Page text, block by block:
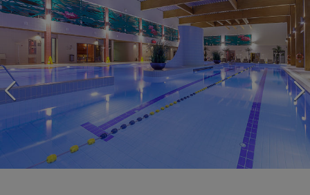
Iepatikās šis piedāvājums?
Līdz brīnišķīgai atpūtai atlikuši tikai daži soļi
PĒRKU